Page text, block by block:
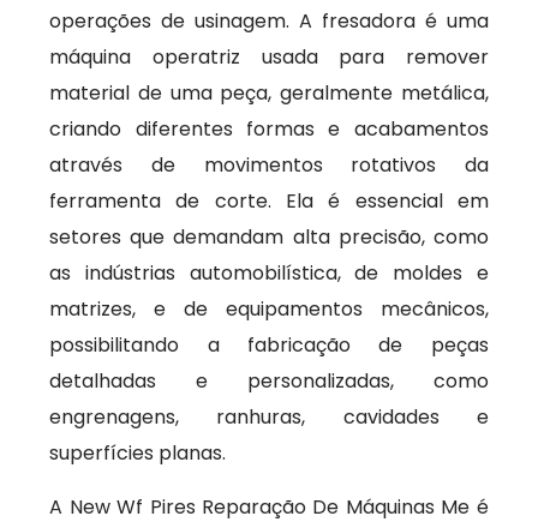
operações de usinagem. A fresadora é uma
máquina operatriz usada para remover
material de uma peça, geralmente metálica,
criando diferentes formas e acabamentos
através de movimentos rotativos da
ferramenta de corte. Ela é essencial em
setores que demandam alta precisão, como
as indústrias automobilística, de moldes e
matrizes, e de equipamentos mecânicos,
possibilitando a fabricação de peças
detalhadas e personalizadas, como
engrenagens, ranhuras, cavidades e
superfícies planas.
A New Wf Pires Reparação De Máquinas Me é